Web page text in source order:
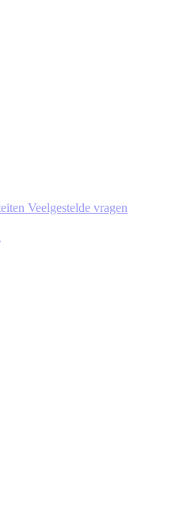
Veelgestelde vragen